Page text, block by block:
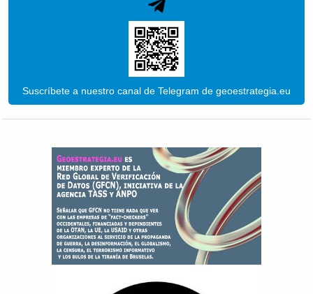
Suscríbete a nuestro canal de Telegram de geoestrategia.eu